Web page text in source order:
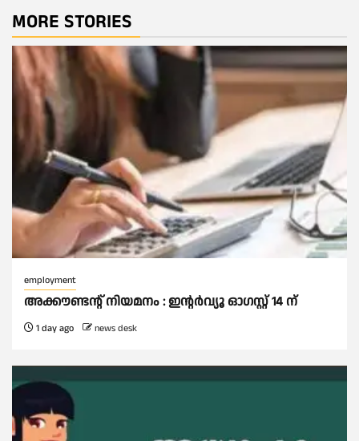
MORE STORIES
employment
അക്കൗണ്ടന്റ് നിയമനം : ഇൻ്റർവ്യൂ ഓഗസ്റ്റ് 14 ന്
1 day ago news desk